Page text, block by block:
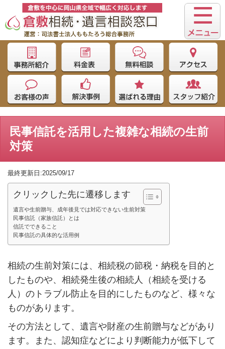
民事信託を活用した複雑な相続の生前
対策
最終更新日:2025/09/17
クリックした先に遷移します
遺言や生前贈与、成年後見では対応できない生前対策
民事信託（家族信託）とは
信託でできること
民事信託の具体的な活用例
相続の生前対策には、相続税の節税・納税を目的と
したものや、相続発生後の相続人（相続を受ける
人）のトラブル防止を目的にしたものなど、様々な
ものがあります。
その方法として、遺言や財産の生前贈与などがあり
ます。また、認知症などにより判断能力が低下して